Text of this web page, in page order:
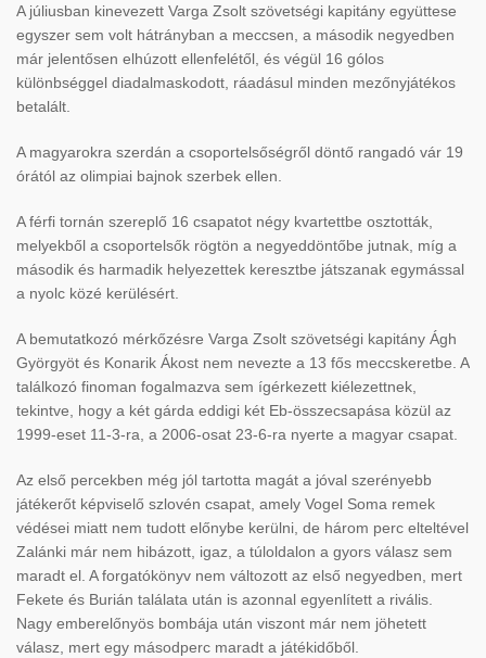
A júliusban kinevezett Varga Zsolt szövetségi kapitány együttese
egyszer sem volt hátrányban a meccsen, a második negyedben
már jelentősen elhúzott ellenfelétől, és végül 16 gólos
különbséggel diadalmaskodott, ráadásul minden mezőnyjátékos
betalált.
A magyarokra szerdán a csoportelsőségről döntő rangadó vár 19
órától az olimpiai bajnok szerbek ellen.
A férfi tornán szereplő 16 csapatot négy kvartettbe osztották,
melyekből a csoportelsők rögtön a negyeddöntőbe jutnak, míg a
második és harmadik helyezettek keresztbe játszanak egymással
a nyolc közé kerülésért.
A bemutatkozó mérkőzésre Varga Zsolt szövetségi kapitány Ágh
Györgyöt és Konarik Ákost nem nevezte a 13 fős meccskeretbe. A
találkozó finoman fogalmazva sem ígérkezett kiélezettnek,
tekintve, hogy a két gárda eddigi két Eb-összecsapása közül az
1999-eset 11-3-ra, a 2006-osat 23-6-ra nyerte a magyar csapat.
Az első percekben még jól tartotta magát a jóval szerényebb
játékerőt képviselő szlovén csapat, amely Vogel Soma remek
védései miatt nem tudott előnybe kerülni, de három perc elteltével
Zalánki már nem hibázott, igaz, a túloldalon a gyors válasz sem
maradt el. A forgatókönyv nem változott az első negyedben, mert
Fekete és Burián találata után is azonnal egyenlített a rivális.
Nagy emberelőnyös bombája után viszont már nem jöhetett
válasz, mert egy másodperc maradt a játékidőből.